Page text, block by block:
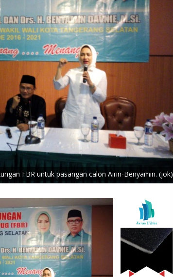
FBR untuk pasangan calon Airin-Benyamin. (jok)